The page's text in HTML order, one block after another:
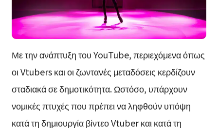
Με την ανάπτυξη του YouTube, περιεχόμενα όπως
οι Vtubers και οι ζωντανές μεταδόσεις κερδίζουν
σταδιακά σε δημοτικότητα. Ωστόσο, υπάρχουν
νομικές πτυχές που πρέπει να ληφθούν υπόψη
κατά τη δημιουργία βίντεο Vtuber και κατά τη